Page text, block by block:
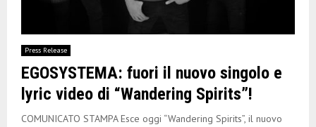
Press Release
EGOSYSTEMA: fuori il nuovo singolo e
lyric video di “Wandering Spirits”!
COMUNICATO STAMPA Esce oggi “Wandering Spirits”, il nuovo